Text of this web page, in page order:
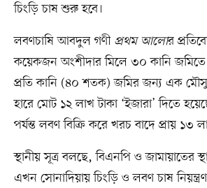
চিংড়ি চাষ শুরু হবে।
লবণচাষি আবদুল গণী প্রথম আলোর
কয়েকজন অংশীদার মিলে ৩০ কানি
প্রতি কানি (৪০ শতক) জমির জন্য এক
হারে মোট ১২ লাখ টাকা ‘ইজারা’ দিতে
পর্যন্ত লবণ বিক্রি করে খরচ বাদে প্রায় ১৩
স্থানীয় সূত্র বলছে, বিএনপি ও জামায়াতের
এখন সোনাদিয়ায় চিংড়ি ও লবণ চাষ